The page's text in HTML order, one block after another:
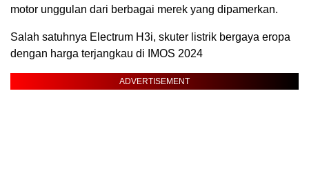
motor unggulan dari berbagai merek yang dipamerkan.
Salah satuhnya Electrum H3i, skuter listrik bergaya eropa
dengan harga terjangkau di IMOS 2024
ADVERTISEMENT